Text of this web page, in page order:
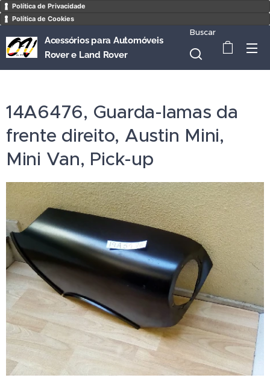
Política de Privacidade
Política de Cookies
Acessórios para Automóveis
Rover e Land Rover
Buscar
14A6476, Guarda-lamas da
frente direito, Austin Mini,
Mini Van, Pick-up